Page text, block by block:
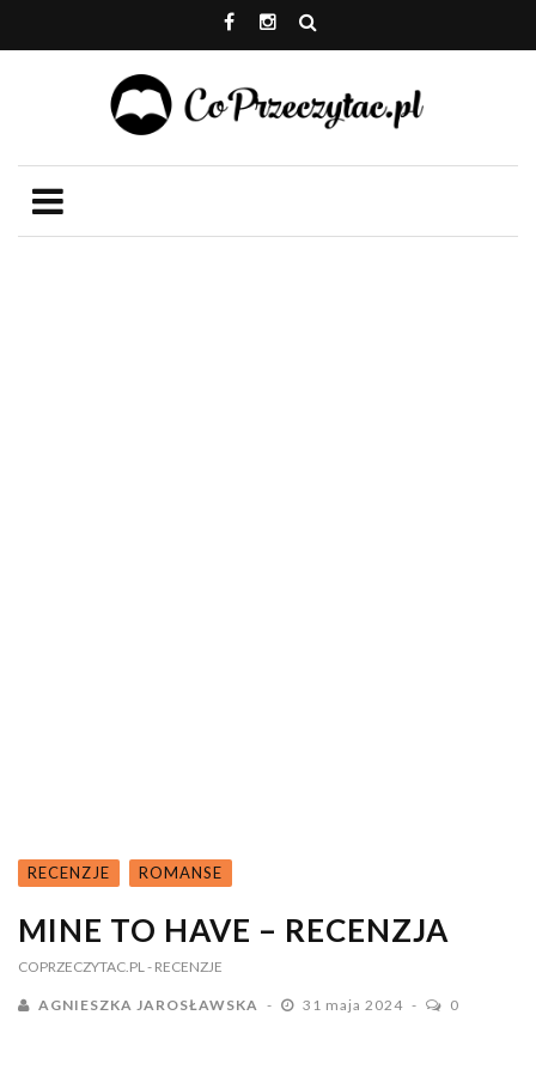
RECENZJE ROMANSE
MINE TO HAVE – RECENZJA
COPRZECZYTAC.PL - RECENZJE
AGNIESZKA JAROSŁAWSKA 31 maja 2024 0